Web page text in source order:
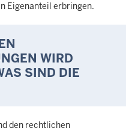
Eigenanteil erbringen.
WIRD
SIND DIE
den rechtlichen